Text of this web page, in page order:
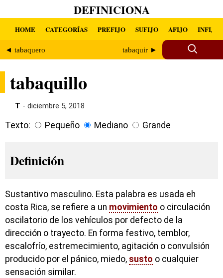
DEFINICIONA
HOME CATEGORÍAS PREFIJO SUFIJO AFIJO INFIJO
◄ tabaquero tabaquir ►
tabaquillo
T - diciembre 5, 2018
Texto: Pequeño Mediano Grande
Definición
Sustantivo masculino. Esta palabra es usada eh
costa Rica, se refiere a un movimiento o circulación
oscilatorio de los vehículos por defecto de la
dirección o trayecto. En forma festivo, temblor,
escalofrío, estremecimiento, agitación o convulsión
producido por el pánico, miedo, susto o cualquier
sensación similar.